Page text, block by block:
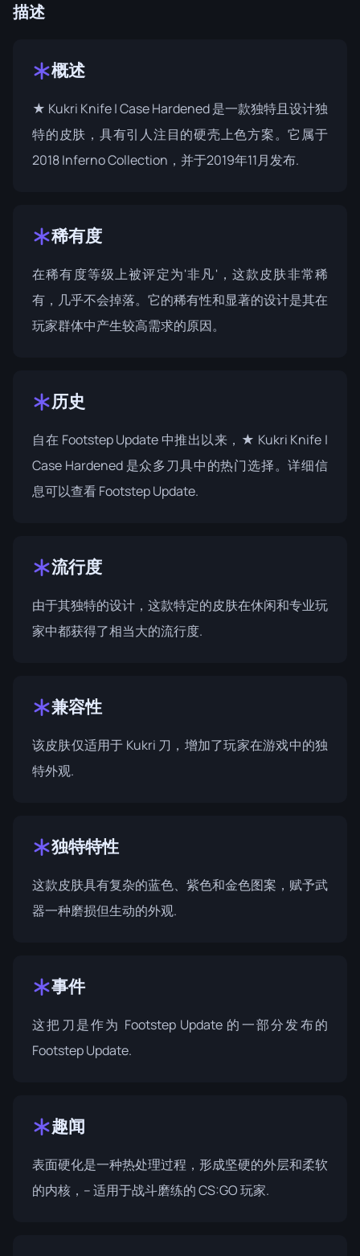
描述
概述
★ Kukri Knife | Case Hardened 是一款独特且设计独
特的皮肤，具有引人注目的硬壳上色方案。它属于
2018 Inferno Collection ，并于2019年11月发布.
稀有度
在稀有度等级上被评定为'非凡'，这款皮肤非常稀
有，几乎不会掉落。它的稀有性和显著的设计是其在
玩家群体中产生较高需求的原因。
历史
自在 Footstep Update 中推出以来，★ Kukri Knife |
Case Hardened 是众多刀具中的热门选择。详细信
息可以查看Footstep Update.
流行度
由于其独特的设计，这款特定的皮肤在休闲和专业玩
家中都获得了相当大的流行度.
兼容性
该皮肤仅适用于 Kukri 刀，增加了玩家在游戏中的独
特外观.
独特特性
这款皮肤具有复杂的蓝色、紫色和金色图案，赋予武
器一种磨损但生动的外观.
事件
这把刀是作为 Footstep Update 的一部分发布的
Footstep Update.
趣闻
表面硬化是一种热处理过程，形成坚硬的外层和柔软
的内核，-- 适用于战斗磨练的 CS:GO 玩家.